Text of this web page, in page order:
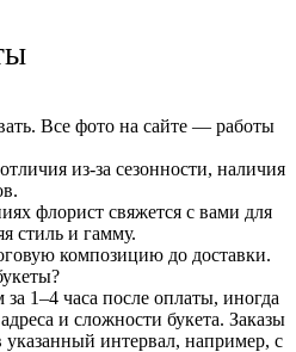
Все фото на сайте — работы
из-за сезонности, наличия
флорист свяжется с вами для
стиль и гамму.
композицию до доставки.
1–4 часа после оплаты, иногда
и сложности букета. Заказы
интервал, например, с